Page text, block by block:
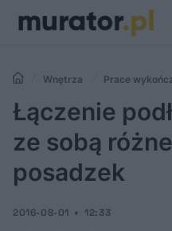
Wnętrza Prace
łączyć ze sobą różne rodzaje
Łączenie
ze sobą
posadzek
2016-08-01 12:33